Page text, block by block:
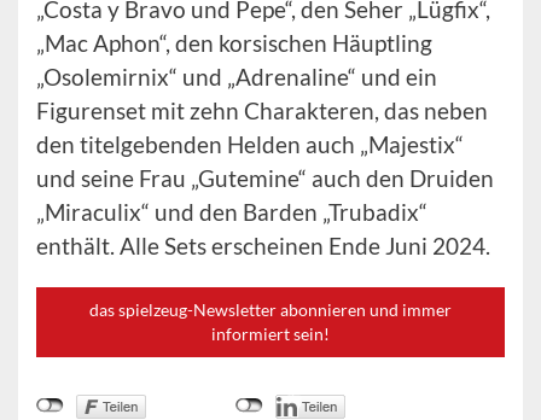
„Costa y Bravo und Pepe“, den Seher „Lügfix“,
„Mac Aphon“, den korsischen Häuptling
„Osolemirnix“ und „Adrenaline“ und ein
Figurenset mit zehn Charakteren, das neben
den titelgebenden Helden auch „Majestix“
und seine Frau „Gutemine“ auch den Druiden
„Miraculix“ und den Barden „Trubadix“
enthält. Alle Sets erscheinen Ende Juni 2024.
das spielzeug-Newsletter abonnieren und immer
informiert sein!